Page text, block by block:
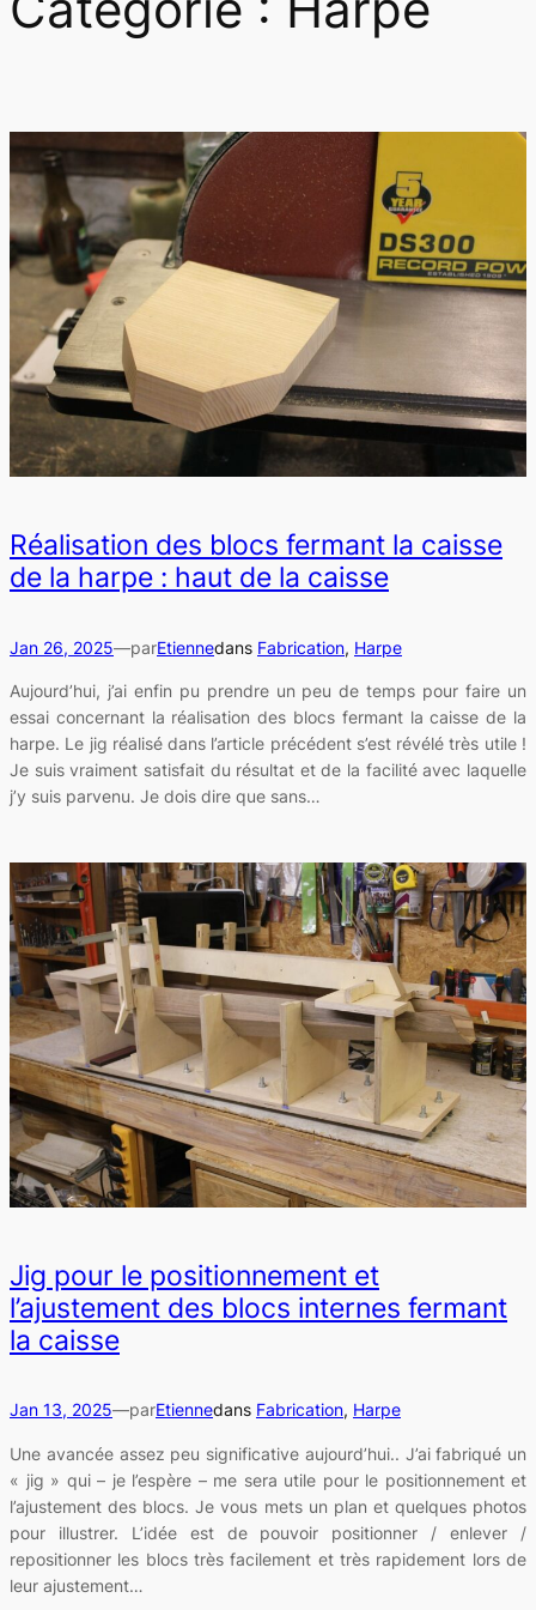
Réalisation des blocs fermant la caisse
de la harpe : haut de la caisse
Jan 26, 2025—parEtiennedans Fabrication, Harpe
Aujourd’hui, j’ai enfin pu prendre un peu de temps pour faire un
essai concernant la réalisation des blocs fermant la caisse de la
harpe. Le jig réalisé dans l’article précédent s’est révélé très utile !
Je suis vraiment satisfait du résultat et de la facilité avec laquelle
j’y suis parvenu. Je dois dire que sans…
Jig pour le positionnement et
l’ajustement des blocs internes fermant
la caisse
Jan 13, 2025—parEtiennedans Fabrication, Harpe
Une avancée assez peu significative aujourd’hui.. J’ai fabriqué un
« jig » qui – je l’espère – me sera utile pour le positionnement et
l’ajustement des blocs. Je vous mets un plan et quelques photos
pour illustrer. L’idée est de pouvoir positionner / enlever /
repositionner les blocs très facilement et très rapidement lors de
leur ajustement…